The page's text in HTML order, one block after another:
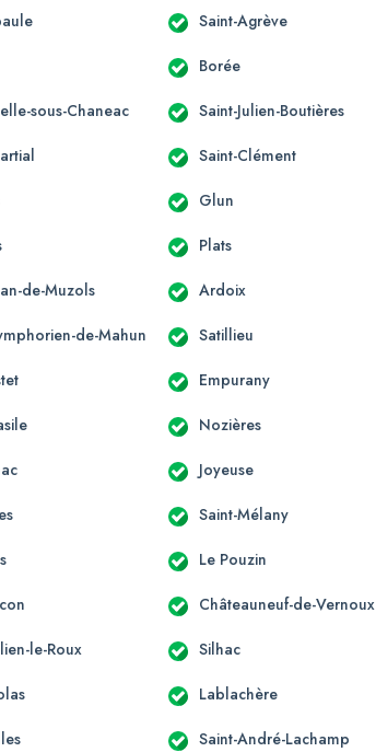
Saint-Agrève
Borée
sous-Chaneac Saint-Julien-Boutières
Saint-Clément
Glun
Plats
de-Muzols Ardoix
de-Mahun Satillieu
Empurany
Nozières
Joyeuse
Saint-Mélany
Le Pouzin
Châteauneuf-de-Vernoux
le-Roux Silhac
Lablachère
Saint-André-Lachamp